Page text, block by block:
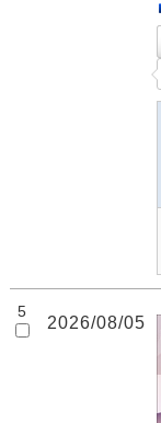
5
2026/08/05